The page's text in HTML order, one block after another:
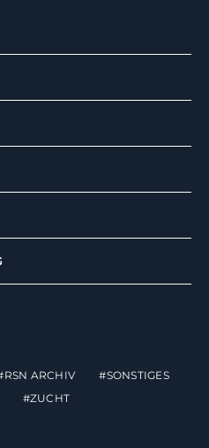
RSN ARCHIV
SONSTIGES
ZUCHT